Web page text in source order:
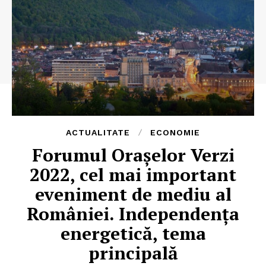
ACTUALITATE ECONOMIE
Forumul Orașelor Verzi
2022, cel mai important
eveniment de mediu al
României. Independența
energetică, tema
principală